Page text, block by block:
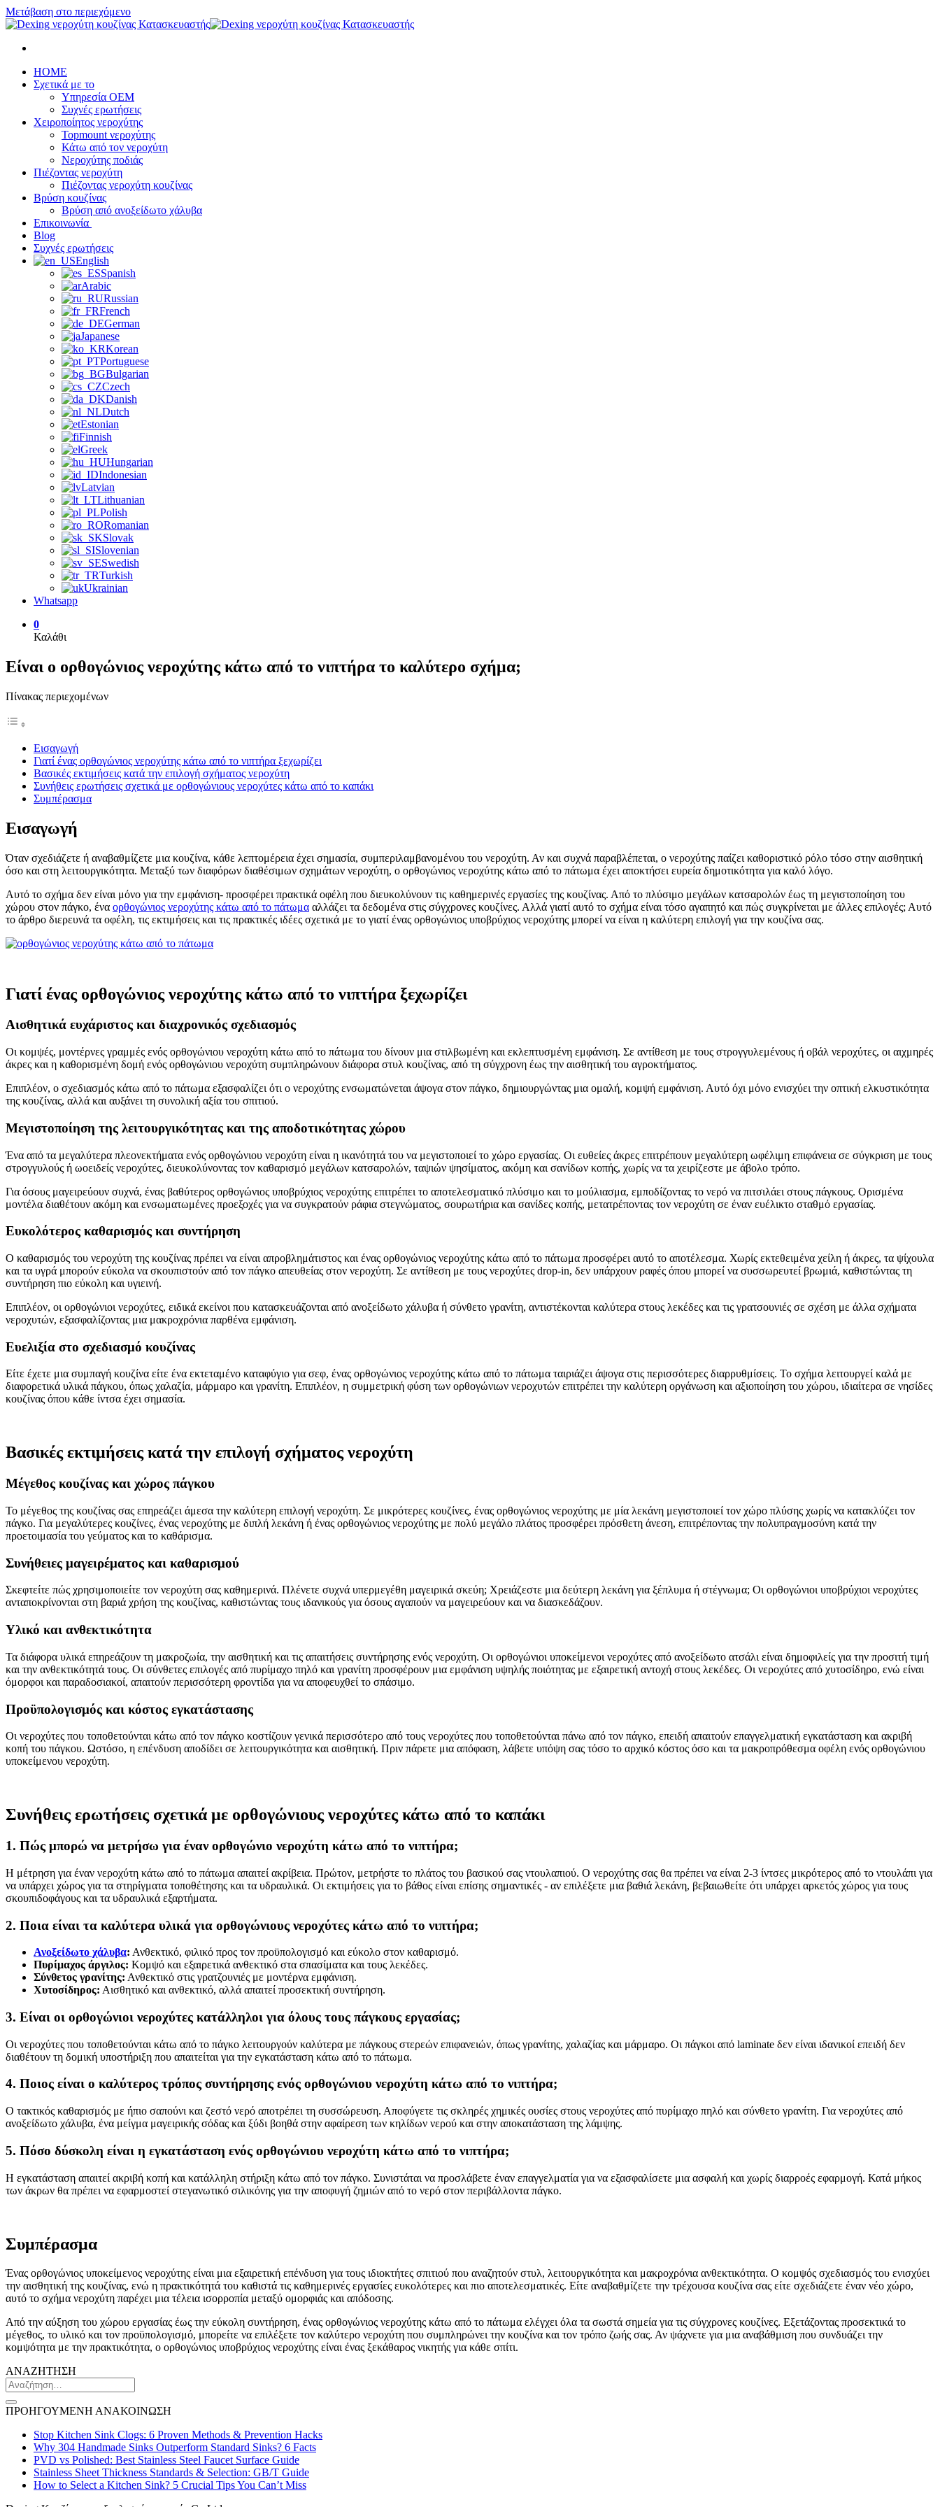
Μετάβαση στο περιεχόμενο
HOME
Σχετικά με το
Υπηρεσία OEM
Συχνές ερωτήσεις
Χειροποίητος νεροχύτης
Topmount νεροχύτης
Κάτω από τον νεροχύτη
Νεροχύτης ποδιάς
Πιέζοντας νεροχύτη
Πιέζοντας νεροχύτη κουζίνας
Βρύση κουζίνας
Βρύση από ανοξείδωτο χάλυβα
Επικοινωνία
Blog
Συχνές ερωτήσεις
English
Spanish
Arabic
Russian
French
German
Japanese
Korean
Portuguese
Bulgarian
Czech
Danish
Dutch
Estonian
Finnish
Greek
Hungarian
Indonesian
Latvian
Lithuanian
Polish
Romanian
Slovak
Slovenian
Swedish
Turkish
Ukrainian
Whatsapp
0
Καλάθι
Είναι ο ορθογώνιος νεροχύτης κάτω από το νιπτήρα το καλύτερο σχήμα;
Πίνακας περιεχομένων
Εισαγωγή
Γιατί ένας ορθογώνιος νεροχύτης κάτω από το νιπτήρα ξεχωρίζει
Βασικές εκτιμήσεις κατά την επιλογή σχήματος νεροχύτη
Συνήθεις ερωτήσεις σχετικά με ορθογώνιους νεροχύτες κάτω από το καπάκι
Συμπέρασμα
Εισαγωγή
Όταν σχεδιάζετε ή αναβαθμίζετε μια κουζίνα, κάθε λεπτομέρεια έχει σημασία, συμπεριλαμβανομένου του νεροχύτη. Αν και συχνά παραβλέπεται, ο νεροχύτης παίζει καθοριστικό ρόλο τόσο στην αισθητική
όσο και στη λειτουργικότητα. Μεταξύ των διαφόρων διαθέσιμων σχημάτων νεροχύτη, ο ορθογώνιος νεροχύτης κάτω από το πάτωμα έχει αποκτήσει ευρεία δημοτικότητα για καλό λόγο.
Αυτό το σχήμα δεν είναι μόνο για την εμφάνιση- προσφέρει πρακτικά οφέλη που διευκολύνουν τις καθημερινές εργασίες της κουζίνας. Από το πλύσιμο μεγάλων κατσαρολών έως τη μεγιστοποίηση του
χώρου στον πάγκο, ένα ορθογώνιος νεροχύτης κάτω από το πάτωμα αλλάζει τα δεδομένα στις σύγχρονες κουζίνες. Αλλά γιατί αυτό το σχήμα είναι τόσο αγαπητό και πώς συγκρίνεται με άλλες επιλογές; Αυτό
το άρθρο διερευνά τα οφέλη, τις εκτιμήσεις και τις πρακτικές ιδέες σχετικά με το γιατί ένας ορθογώνιος υποβρύχιος νεροχύτης μπορεί να είναι η καλύτερη επιλογή για την κουζίνα σας.
Γιατί ένας ορθογώνιος νεροχύτης κάτω από το νιπτήρα ξεχωρίζει
Αισθητικά ευχάριστος και διαχρονικός σχεδιασμός
Οι κομψές, μοντέρνες γραμμές ενός ορθογώνιου νεροχύτη κάτω από το πάτωμα του δίνουν μια στιλβωμένη και εκλεπτυσμένη εμφάνιση. Σε αντίθεση με τους στρογγυλεμένους ή οβάλ νεροχύτες, οι αιχμηρές
άκρες και η καθορισμένη δομή ενός ορθογώνιου νεροχύτη συμπληρώνουν διάφορα στυλ κουζίνας, από τη σύγχρονη έως την αισθητική του αγροκτήματος.
Επιπλέον, ο σχεδιασμός κάτω από το πάτωμα εξασφαλίζει ότι ο νεροχύτης ενσωματώνεται άψογα στον πάγκο, δημιουργώντας μια ομαλή, κομψή εμφάνιση. Αυτό όχι μόνο ενισχύει την οπτική ελκυστικότητα
της κουζίνας, αλλά και αυξάνει τη συνολική αξία του σπιτιού.
Μεγιστοποίηση της λειτουργικότητας και της αποδοτικότητας χώρου
Ένα από τα μεγαλύτερα πλεονεκτήματα ενός ορθογώνιου νεροχύτη είναι η ικανότητά του να μεγιστοποιεί το χώρο εργασίας. Οι ευθείες άκρες επιτρέπουν μεγαλύτερη ωφέλιμη επιφάνεια σε σύγκριση με τους
στρογγυλούς ή ωοειδείς νεροχύτες, διευκολύνοντας τον καθαρισμό μεγάλων κατσαρολών, ταψιών ψησίματος, ακόμη και σανίδων κοπής, χωρίς να τα χειρίζεστε με άβολο τρόπο.
Για όσους μαγειρεύουν συχνά, ένας βαθύτερος ορθογώνιος υποβρύχιος νεροχύτης επιτρέπει το αποτελεσματικό πλύσιμο και το μούλιασμα, εμποδίζοντας το νερό να πιτσιλάει στους πάγκους. Ορισμένα
μοντέλα διαθέτουν ακόμη και ενσωματωμένες προεξοχές για να συγκρατούν ράφια στεγνώματος, σουρωτήρια και σανίδες κοπής, μετατρέποντας τον νεροχύτη σε έναν ευέλικτο σταθμό εργασίας.
Ευκολότερος καθαρισμός και συντήρηση
Ο καθαρισμός του νεροχύτη της κουζίνας πρέπει να είναι απροβλημάτιστος και ένας ορθογώνιος νεροχύτης κάτω από το πάτωμα προσφέρει αυτό το αποτέλεσμα. Χωρίς εκτεθειμένα χείλη ή άκρες, τα ψίχουλα
και τα υγρά μπορούν εύκολα να σκουπιστούν από τον πάγκο απευθείας στον νεροχύτη. Σε αντίθεση με τους νεροχύτες drop-in, δεν υπάρχουν ραφές όπου μπορεί να συσσωρευτεί βρωμιά, καθιστώντας τη
συντήρηση πιο εύκολη και υγιεινή.
Επιπλέον, οι ορθογώνιοι νεροχύτες, ειδικά εκείνοι που κατασκευάζονται από ανοξείδωτο χάλυβα ή σύνθετο γρανίτη, αντιστέκονται καλύτερα στους λεκέδες και τις γρατσουνιές σε σχέση με άλλα σχήματα
νεροχυτών, εξασφαλίζοντας μια μακροχρόνια παρθένα εμφάνιση.
Ευελιξία στο σχεδιασμό κουζίνας
Είτε έχετε μια συμπαγή κουζίνα είτε ένα εκτεταμένο καταφύγιο για σεφ, ένας ορθογώνιος νεροχύτης κάτω από το πάτωμα ταιριάζει άψογα στις περισσότερες διαρρυθμίσεις. Το σχήμα λειτουργεί καλά με
διαφορετικά υλικά πάγκου, όπως χαλαζία, μάρμαρο και γρανίτη. Επιπλέον, η συμμετρική φύση των ορθογώνιων νεροχυτών επιτρέπει την καλύτερη οργάνωση και αξιοποίηση του χώρου, ιδιαίτερα σε νησίδες
κουζίνας όπου κάθε ίντσα έχει σημασία.
Βασικές εκτιμήσεις κατά την επιλογή σχήματος νεροχύτη
Μέγεθος κουζίνας και χώρος πάγκου
Το μέγεθος της κουζίνας σας επηρεάζει άμεσα την καλύτερη επιλογή νεροχύτη. Σε μικρότερες κουζίνες, ένας ορθογώνιος νεροχύτης με μία λεκάνη μεγιστοποιεί τον χώρο πλύσης χωρίς να κατακλύζει τον
πάγκο. Για μεγαλύτερες κουζίνες, ένας νεροχύτης με διπλή λεκάνη ή ένας ορθογώνιος νεροχύτης με πολύ μεγάλο πλάτος προσφέρει πρόσθετη άνεση, επιτρέποντας την πολυπραγμοσύνη κατά την
προετοιμασία του γεύματος και το καθάρισμα.
Συνήθειες μαγειρέματος και καθαρισμού
Σκεφτείτε πώς χρησιμοποιείτε τον νεροχύτη σας καθημερινά. Πλένετε συχνά υπερμεγέθη μαγειρικά σκεύη; Χρειάζεστε μια δεύτερη λεκάνη για ξέπλυμα ή στέγνωμα; Οι ορθογώνιοι υποβρύχιοι νεροχύτες
ανταποκρίνονται στη βαριά χρήση της κουζίνας, καθιστώντας τους ιδανικούς για όσους αγαπούν να μαγειρεύουν και να διασκεδάζουν.
Υλικό και ανθεκτικότητα
Τα διάφορα υλικά επηρεάζουν τη μακροζωία, την αισθητική και τις απαιτήσεις συντήρησης ενός νεροχύτη. Οι ορθογώνιοι υποκείμενοι νεροχύτες από ανοξείδωτο ατσάλι είναι δημοφιλείς για την προσιτή τιμή
και την ανθεκτικότητά τους. Οι σύνθετες επιλογές από πυρίμαχο πηλό και γρανίτη προσφέρουν μια εμφάνιση υψηλής ποιότητας με εξαιρετική αντοχή στους λεκέδες. Οι νεροχύτες από χυτοσίδηρο, ενώ είναι
όμορφοι και παραδοσιακοί, απαιτούν περισσότερη φροντίδα για να αποφευχθεί το σπάσιμο.
Προϋπολογισμός και κόστος εγκατάστασης
Οι νεροχύτες που τοποθετούνται κάτω από τον πάγκο κοστίζουν γενικά περισσότερο από τους νεροχύτες που τοποθετούνται πάνω από τον πάγκο, επειδή απαιτούν επαγγελματική εγκατάσταση και ακριβή
κοπή του πάγκου. Ωστόσο, η επένδυση αποδίδει σε λειτουργικότητα και αισθητική. Πριν πάρετε μια απόφαση, λάβετε υπόψη σας τόσο το αρχικό κόστος όσο και τα μακροπρόθεσμα οφέλη ενός ορθογώνιου
υποκείμενου νεροχύτη.
Συνήθεις ερωτήσεις σχετικά με ορθογώνιους νεροχύτες κάτω από το καπάκι
1. Πώς μπορώ να μετρήσω για έναν ορθογώνιο νεροχύτη κάτω από το νιπτήρα;
Η μέτρηση για έναν νεροχύτη κάτω από το πάτωμα απαιτεί ακρίβεια. Πρώτον, μετρήστε το πλάτος του βασικού σας ντουλαπιού. Ο νεροχύτης σας θα πρέπει να είναι 2-3 ίντσες μικρότερος από το ντουλάπι για
να υπάρχει χώρος για τα στηρίγματα τοποθέτησης και τα υδραυλικά. Οι εκτιμήσεις για το βάθος είναι επίσης σημαντικές - αν επιλέξετε μια βαθιά λεκάνη, βεβαιωθείτε ότι υπάρχει αρκετός χώρος για τους
σκουπιδοφάγους και τα υδραυλικά εξαρτήματα.
2. Ποια είναι τα καλύτερα υλικά για ορθογώνιους νεροχύτες κάτω από το νιπτήρα;
Ανοξείδωτο χάλυβα: Ανθεκτικό, φιλικό προς τον προϋπολογισμό και εύκολο στον καθαρισμό.
Πυρίμαχος άργιλος: Κομψό και εξαιρετικά ανθεκτικό στα σπασίματα και τους λεκέδες.
Σύνθετος γρανίτης: Ανθεκτικό στις γρατζουνιές με μοντέρνα εμφάνιση.
Χυτοσίδηρος: Αισθητικό και ανθεκτικό, αλλά απαιτεί προσεκτική συντήρηση.
3. Είναι οι ορθογώνιοι νεροχύτες κατάλληλοι για όλους τους πάγκους εργασίας;
Οι νεροχύτες που τοποθετούνται κάτω από το πάγκο λειτουργούν καλύτερα με πάγκους στερεών επιφανειών, όπως γρανίτης, χαλαζίας και μάρμαρο. Οι πάγκοι από laminate δεν είναι ιδανικοί επειδή δεν
διαθέτουν τη δομική υποστήριξη που απαιτείται για την εγκατάσταση κάτω από το πάτωμα.
4. Ποιος είναι ο καλύτερος τρόπος συντήρησης ενός ορθογώνιου νεροχύτη κάτω από το νιπτήρα;
Ο τακτικός καθαρισμός με ήπιο σαπούνι και ζεστό νερό αποτρέπει τη συσσώρευση. Αποφύγετε τις σκληρές χημικές ουσίες στους νεροχύτες από πυρίμαχο πηλό και σύνθετο γρανίτη. Για νεροχύτες από
ανοξείδωτο χάλυβα, ένα μείγμα μαγειρικής σόδας και ξύδι βοηθά στην αφαίρεση των κηλίδων νερού και στην αποκατάσταση της λάμψης.
5. Πόσο δύσκολη είναι η εγκατάσταση ενός ορθογώνιου νεροχύτη κάτω από το νιπτήρα;
Η εγκατάσταση απαιτεί ακριβή κοπή και κατάλληλη στήριξη κάτω από τον πάγκο. Συνιστάται να προσλάβετε έναν επαγγελματία για να εξασφαλίσετε μια ασφαλή και χωρίς διαρροές εφαρμογή. Κατά μήκος
των άκρων θα πρέπει να εφαρμοστεί στεγανωτικό σιλικόνης για την αποφυγή ζημιών από το νερό στον περιβάλλοντα πάγκο.
Συμπέρασμα
Ένας ορθογώνιος υποκείμενος νεροχύτης είναι μια εξαιρετική επένδυση για τους ιδιοκτήτες σπιτιού που αναζητούν στυλ, λειτουργικότητα και μακροχρόνια ανθεκτικότητα. Ο κομψός σχεδιασμός του ενισχύει
την αισθητική της κουζίνας, ενώ η πρακτικότητά του καθιστά τις καθημερινές εργασίες ευκολότερες και πιο αποτελεσματικές. Είτε αναβαθμίζετε την τρέχουσα κουζίνα σας είτε σχεδιάζετε έναν νέο χώρο,
αυτό το σχήμα νεροχύτη παρέχει μια τέλεια ισορροπία μεταξύ ομορφιάς και απόδοσης.
Από την αύξηση του χώρου εργασίας έως την εύκολη συντήρηση, ένας ορθογώνιος νεροχύτης κάτω από το πάτωμα ελέγχει όλα τα σωστά σημεία για τις σύγχρονες κουζίνες. Εξετάζοντας προσεκτικά το
μέγεθος, το υλικό και τον προϋπολογισμό, μπορείτε να επιλέξετε τον καλύτερο νεροχύτη που συμπληρώνει την κουζίνα και τον τρόπο ζωής σας. Αν ψάχνετε για μια αναβάθμιση που συνδυάζει την
κομψότητα με την πρακτικότητα, ο ορθογώνιος υποβρύχιος νεροχύτης είναι ένας ξεκάθαρος νικητής για κάθε σπίτι.
ΑΝΑΖΗΤΗΣΗ
ΠΡΟΗΓΟΥΜΕΝΗ ΑΝΑΚΟΙΝΩΣΗ
Stop Kitchen Sink Clogs: 6 Proven Methods & Prevention Hacks
Why 304 Handmade Sinks Outperform Standard Sinks? 6 Facts
PVD vs Polished: Best Stainless Steel Faucet Surface Guide
Stainless Sheet Thickness Standards & Selection: GB/T Guide
How to Select a Kitchen Sink? 5 Crucial Tips You Can’t Miss